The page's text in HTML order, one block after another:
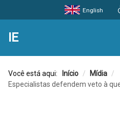
English
IE
Você está aqui: Início / Mídia /
Especialistas defendem veto à